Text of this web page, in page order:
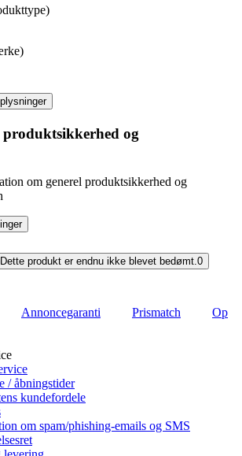
og
om generel produktsikkerhed og
Dette produkt er endnu ikke blevet bedømt. 0
Annoncegaranti Prismatch
Op
/ åbningstider
kundefordele
om spam/phishing-emails og SMS